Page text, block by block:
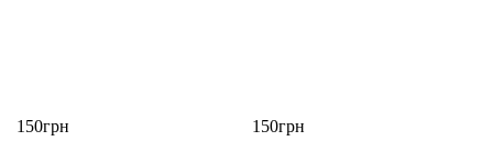
150грн 150грн